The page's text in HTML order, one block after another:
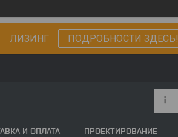
ЛИЗИНГ ПОДРОБНОСТИ ЗДЕСЬ!
И ОПЛАТА ПРОЕКТИРОВАНИЕ